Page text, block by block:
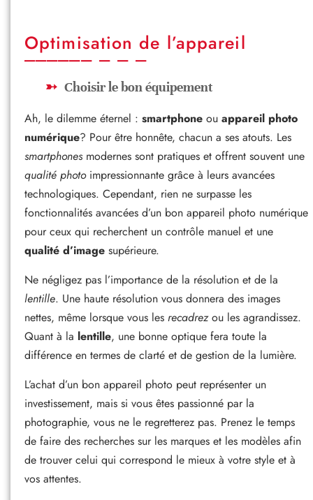
Optimisation de l’appareil
Choisir le bon équipement
Ah, le dilemme éternel : smartphone ou appareil photo
numérique? Pour être honnête, chacun a ses atouts. Les
smartphones modernes sont pratiques et offrent souvent une
qualité photoimpressionnante grâce à leurs avancées
technologiques. Cependant, rien ne surpasse les
fonctionnalités avancées d’un bon appareil photo numérique
pour ceux qui recherchent un contrôle manuel et une
qualité d’image supérieure.
Ne négligez pas l’importance de la résolution et de la
lentille. Une haute résolution vous donnera des images
nettes, même lorsque vous les recadrezou les agrandissez.
Quant à la lentille, une bonne optique fera toute la
différence en termes de clarté et de gestion de la lumière.
L’achat d’un bon appareil photo peut représenter un
investissement, mais si vous êtes passionné par la
photographie, vous ne le regretterez pas. Prenez le temps
de faire des recherches sur les marques et les modèles afin
de trouver celui qui correspond le mieux à votre style et à
vos attentes.